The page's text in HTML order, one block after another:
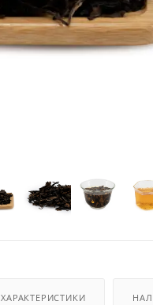
ХАРАКТЕРИСТИКИ